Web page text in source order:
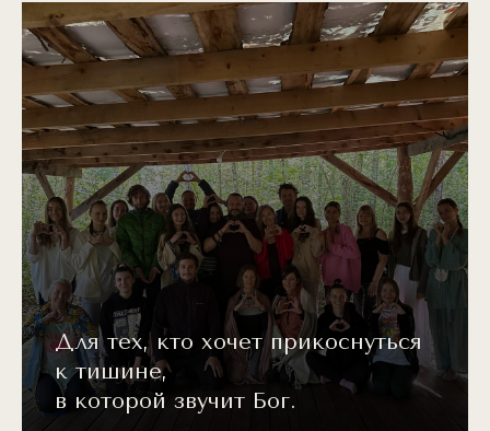
Для тех, кто хочет прикоснуться
к тишине,
в которой звучит Бог.